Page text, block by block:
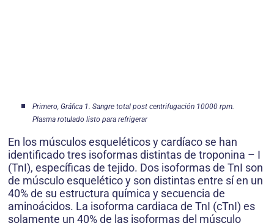
Primero, Gráfica 1. Sangre total post centrifugación 10000 rpm.
Plasma rotulado listo para refrigerar
En los músculos esqueléticos y cardíaco se han
identificado tres isoformas distintas de troponina – I
(TnI), específicas de tejido. Dos isoformas de TnI son
de músculo esquelético y son distintas entre sí en un
40% de su estructura química y secuencia de
aminoácidos. La isoforma cardiaca de TnI (cTnI) es
solamente un 40% de las isoformas del músculo